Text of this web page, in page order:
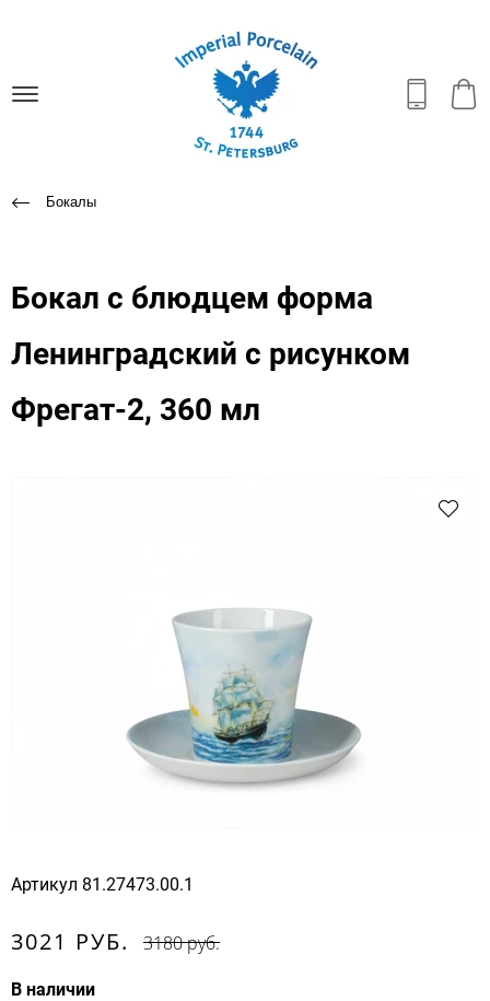
Бокалы
Бокал с блюдцем форма
Ленинградский с рисунком
Фрегат-2, 360 мл
Артикул 81.27473.00.1
3021 РУБ. 3180 руб.
В наличии